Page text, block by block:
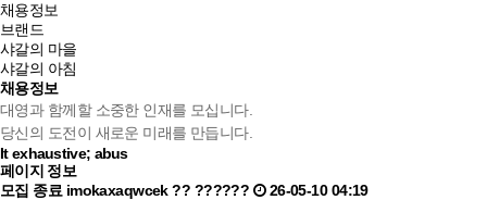
채용정보
브랜드
샤갈의 마을
샤갈의 아침
채용정보
대영과 함께할 소중한 인재를 모십니다.
당신의 도전이 새로운 미래를 만듭니다.
It exhaustive; abus
페이지 정보
모집 종료 imokaxaqwcek ?? ??????
26-05-10 04:19